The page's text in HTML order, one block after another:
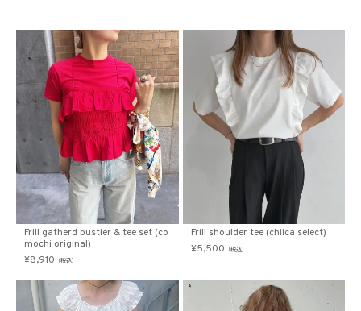
Frill gatherd bustier & tee set (co
mochi original)
¥8,910 （税込）
Frill shoulder tee (chiica select)
¥5,500 （税込）